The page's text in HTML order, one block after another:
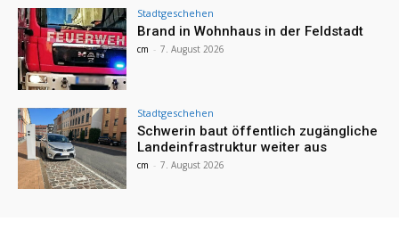
Stadtgeschehen
Brand in Wohnhaus in der Feldstadt
cm - 7. August 2026
Stadtgeschehen
Schwerin baut öffentlich zugängliche
Landeinfrastruktur weiter aus
cm - 7. August 2026